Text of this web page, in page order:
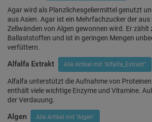
Agar wird als Planzlichesgeliermittel genutzt
aus Asien. Agar ist ein Mehrfachzucker der aus
Zellwänden von Algen gewonnen wird. Er zählt
Ballaststoffen und ist in geringen Mengen
verfüttern.
Alfalfa Extrakt Alle Artikel mit "Alfalfa_Extrakt"
Alfalfa unterstützt die Aufnahme von
enthält viele wichtige Enzyme und Vitamine.
der Verdauung.
Algen Alle Artikel mit "Algen"